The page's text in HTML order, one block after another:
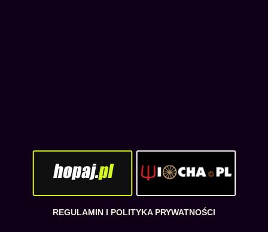
REGULAMIN I POLITYKA PRYWATNOŚCI